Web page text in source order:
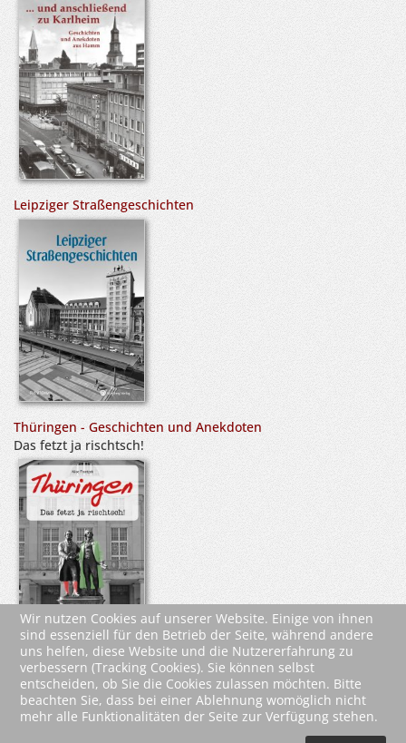
Leipziger Straßengeschichten
Thüringen - Geschichten und Anekdoten
Das fetzt ja rischtsch!
Wir nutzen Cookies auf unserer Website. Einige von ihnen
sind essenziell für den Betrieb der Seite, während andere
uns helfen, diese Website und die Nutzererfahrung zu
verbessern (Tracking Cookies). Sie können selbst
entscheiden, ob Sie die Cookies zulassen möchten. Bitte
beachten Sie, dass bei einer Ablehnung womöglich nicht
mehr alle Funktionalitäten der Seite zur Verfügung stehen.